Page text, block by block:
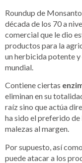
Roundup de
década de los 70 a
comercial que le dio
productos para la
un herbicida potente y
mundial.
Contiene ciertas
eliminan en su
raíz sino que actúa
ha sido el preferido
malezas al margen.
Por supuesto, así
puede atacar a los